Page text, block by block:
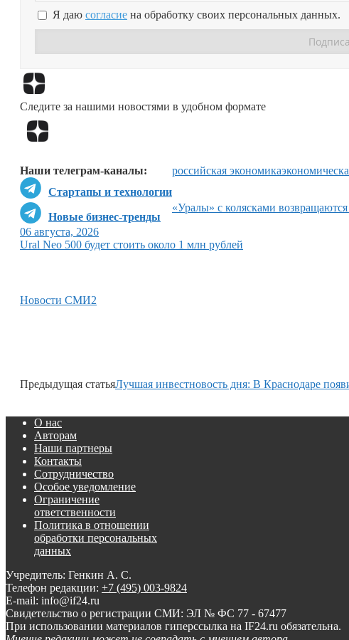
Я даю согласие на обработку своих персональных данных.
Следите за нашими новостями в удобном формате
Наши телеграм-каналы:
Стартапы и технологии
Новые бизнес-тренды
российская экономика
«Уралы» с колясками
06 августа, 2026
Ural Neo 500 будет стоить около 1 млн рублей
Новости СМИ2
Предыдущая статьяЛучшая инвестновость дня: В Краснодаре
О нас
Авторам
Наши партнеры
Контакты
Сотрудничество
Особое уведомление
Ограничение
ответственности
Политика в отношении
обработки персональных
данных
Учредитель: Генкин А. С.
Телефон редакции: +7 (495) 003-9824
E-mail: info@if24.ru
Свидетельство о регистрации СМИ: ЭЛ № ФС 77 - 67477
При использовании материалов гиперссылка на IF24.ru обязательна.